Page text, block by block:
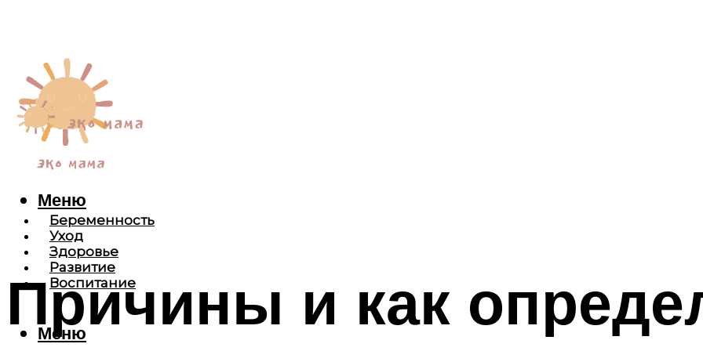
Беременность
Уход
Здоровье
Развитие
Воспитание
Меню
Меню
Причины и как